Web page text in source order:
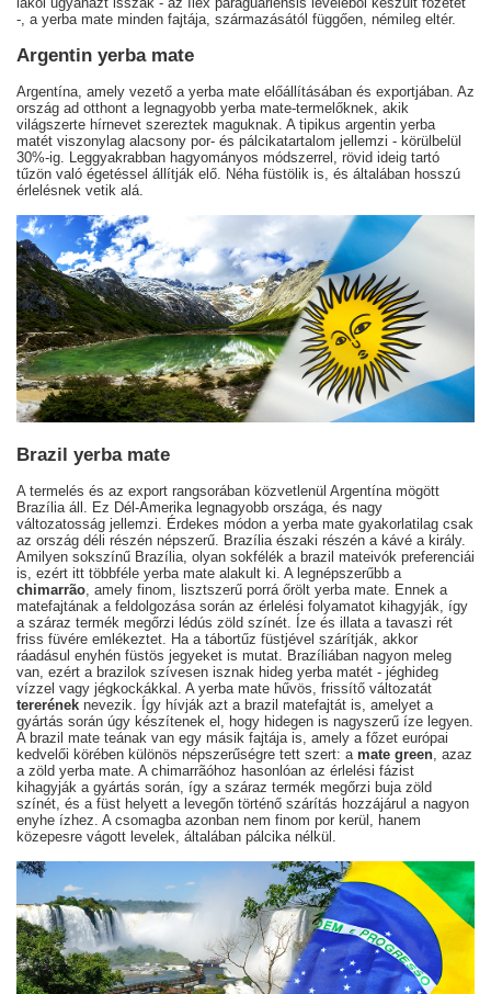
-, a yerba mate minden fajtája, származásától függően, némileg eltér.
Argentin yerba mate
Argentína, amely vezető a yerba mate előállításában és exportjában. Az
ország ad otthont a legnagyobb yerba mate-termelőknek, akik
világszerte hírnevet szereztek maguknak. A tipikus argentin yerba
matét viszonylag alacsony por- és pálcikatartalom jellemzi - körülbelül
30%-ig. Leggyakrabban hagyományos módszerrel, rövid ideig tartó
tűzön való égetéssel állítják elő. Néha füstölik is, és általában hosszú
érlelésnek vetik alá.
Brazil yerba mate
A termelés és az export rangsorában közvetlenül Argentína mögött
Brazília áll. Ez Dél-Amerika legnagyobb országa, és nagy
változatosság jellemzi. Érdekes módon a yerba mate gyakorlatilag csak
az ország déli részén népszerű. Brazília északi részén a kávé a király.
Amilyen sokszínű Brazília, olyan sokfélék a brazil mateivók preferenciái
is, ezért itt többféle yerba mate alakult ki. A legnépszerűbb a
chimarrão , amely finom, lisztszerű porrá őrölt yerba mate. Ennek a
matefajtának a feldolgozása során az érlelési folyamatot kihagyják, így
a száraz termék megőrzi lédús zöld színét. Íze és illata a tavaszi rét
friss füvére emlékeztet. Ha a tábortűz füstjével szárítják, akkor
ráadásul enyhén füstös jegyeket is mutat. Brazíliában nagyon meleg
van, ezért a brazilok szívesen isznak hideg yerba matét - jéghideg
vízzel vagy jégkockákkal. A yerba mate hűvös, frissítő változatát
tererének nevezik. Így hívják azt a brazil matefajtát is, amelyet a
gyártás során úgy készítenek el, hogy hidegen is nagyszerű íze legyen.
A brazil mate teának van egy másik fajtája is, amely a főzet európai
kedvelői körében különös népszerűségre tett szert: a mate green , azaz
a zöld yerba mate. A chimarrãóhoz hasonlóan az érlelési fázist
kihagyják a gyártás során, így a száraz termék megőrzi buja zöld
színét, és a füst helyett a levegőn történő szárítás hozzájárul a nagyon
enyhe ízhez. A csomagba azonban nem finom por kerül, hanem
közepesre vágott levelek, általában pálcika nélkül.